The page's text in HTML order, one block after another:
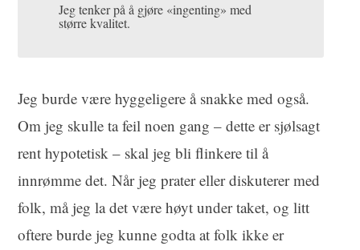
Jeg tenker på å gjøre «ingenting» med
større kvalitet.
Jeg burde være hyggeligere å snakke med også.
Om jeg skulle ta feil noen gang – dette er sjølsagt
rent hypotetisk – skal jeg bli flinkere til å
innrømme det. Når jeg prater eller diskuterer med
folk, må jeg la det være høyt under taket, og litt
oftere burde jeg kunne godta at folk ikke er